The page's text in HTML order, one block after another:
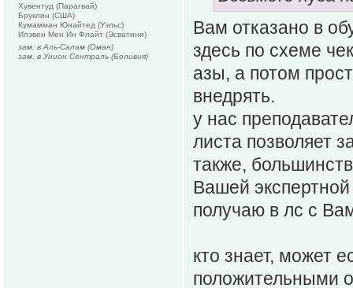
Вам отказано в
здесь по схеме
азы, а потом
внедрять.
у нас
листа позволяет
также,
Вашей
получаю в лс с
кто знает, может
положительными
Хувентуд (Парагвай)
Бруклин (США)
Кумамман Юнайтед (Уэльс)
Илэвен Мен Ин Флайт (Эсватини)
зам. в Аль-Салам (Оман)
зам. в Унион Сентраль (Боливия)